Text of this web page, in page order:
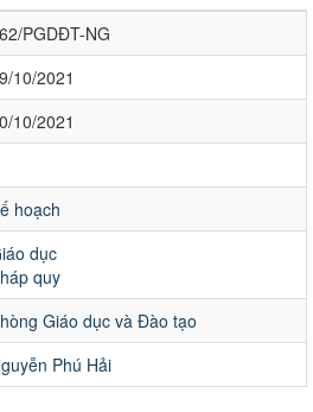
PGDĐT-NG
10/2021
10/2021
hoạch
dục
quy
Giáo dục và Đào tạo
Phú Hải